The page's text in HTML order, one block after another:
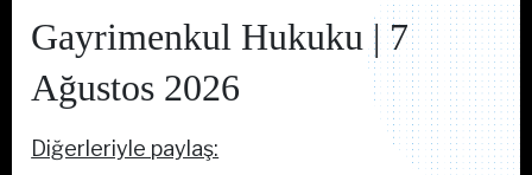
Gayrimenkul Hukuku | 7
Ağustos 2026
Diğerleriyle paylaş: